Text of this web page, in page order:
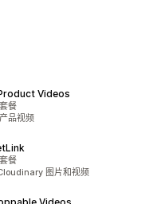
Videos
餐
品视频
餐
图片和视频